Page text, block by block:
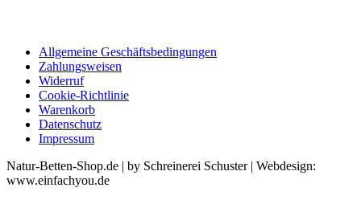
Allgemeine Geschäftsbedingungen
Zahlungsweisen
Widerruf
Cookie-Richtlinie
Warenkorb
Datenschutz
Impressum
Natur-Betten-Shop.de | by Schreinerei Schuster | Webdesign:
www.einfachyou.de